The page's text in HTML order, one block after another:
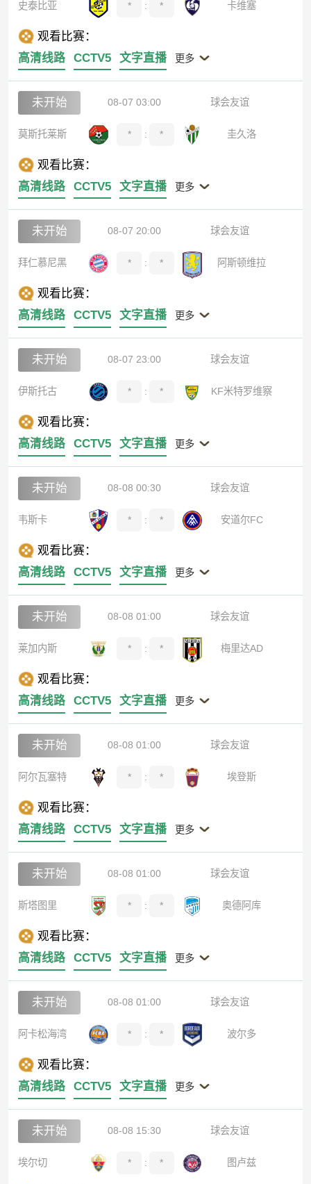
史泰比亚 * : * 卡维塞
观看比赛：
高清线路
CCTV5 文字直播 更多
未开始 08-07 03:00 球会友谊
莫斯托莱斯 * : * 圭久洛
观看比赛：
高清线路
CCTV5 文字直播 更多
未开始 08-07 20:00 球会友谊
拜仁慕尼黑 * : * 阿斯顿维拉
观看比赛：
高清线路
CCTV5 文字直播 更多
未开始 08-07 23:00 球会友谊
伊斯托古 * : * KF米特罗维察
观看比赛：
高清线路
CCTV5 文字直播 更多
未开始 08-08 00:30 球会友谊
韦斯卡 * : * 安道尔FC
观看比赛：
高清线路
CCTV5 文字直播 更多
未开始 08-08 01:00 球会友谊
莱加内斯 * : * 梅里达AD
观看比赛：
高清线路
CCTV5 文字直播 更多
未开始 08-08 01:00 球会友谊
阿尔瓦塞特 * : * 埃登斯
观看比赛：
高清线路
CCTV5 文字直播 更多
未开始 08-08 01:00 球会友谊
斯塔图里 * : * 奥德阿库
观看比赛：
高清线路
CCTV5 文字直播 更多
未开始 08-08 01:00 球会友谊
阿卡松海湾 * : * 波尔多
观看比赛：
高清线路
CCTV5 文字直播 更多
未开始 08-08 15:30 球会友谊
埃尔切 * : * 图卢兹